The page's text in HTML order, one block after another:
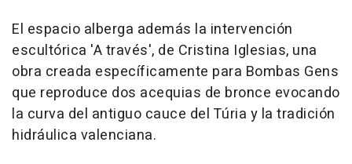
El espacio alberga además la intervención
escultórica 'A través', de Cristina Iglesias, una
obra creada específicamente para Bombas Gens
que reproduce dos acequias de bronce evocando
la curva del antiguo cauce del Túria y la tradición
hidráulica valenciana.